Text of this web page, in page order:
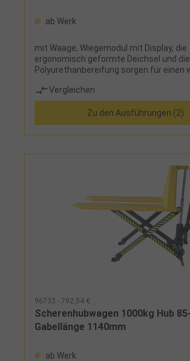
ab Werk
mit Waage, Wiegemodul mit Display, die
ergonomisch geformte Deichsel und die
Polyurethanbereifung sorgen für einen
Vergleichen
Zu den Ausführungen (2)
96732 - 792,54 €
Scherenhubwagen 1000kg Hub
Gabellänge 1140mm
ab Werk